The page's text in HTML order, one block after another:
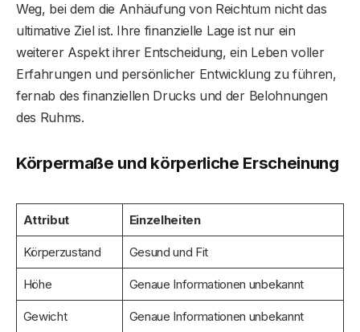
Weg, bei dem die Anhäufung von Reichtum nicht das
ultimative Ziel ist. Ihre finanzielle Lage ist nur ein
weiterer Aspekt ihrer Entscheidung, ein Leben voller
Erfahrungen und persönlicher Entwicklung zu führen,
fernab des finanziellen Drucks und der Belohnungen
des Ruhms.
Körpermaße und körperliche Erscheinung
Attribut Einzelheiten
Körperzustand Gesund und Fit
Höhe Genaue Informationen unbekannt
Gewicht Genaue Informationen unbekannt